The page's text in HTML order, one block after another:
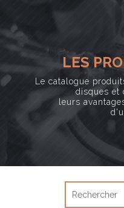
LES
Le catalogue
disques et
leurs